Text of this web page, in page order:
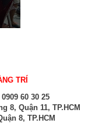
TRÍ
60 30 25
8, Quận 11, TP.HCM
8, TP.HCM